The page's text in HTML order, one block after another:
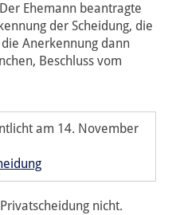
Ehemann beantragte
der Scheidung, die
Anerkennung dann
Beschluss vom
am 14. November
nicht.